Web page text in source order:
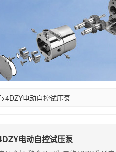
>4DZY电动自控试压泵
电动自控试压泵